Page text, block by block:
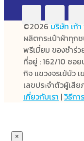
©2026 บริษัท เก้
ผลิตกระเป๋าผ้าทุก
พรีเมี่ยม ของชำร่
ที่อยู่ : 162/10 ซอ
กิจ แขวงจรเข้บัว
เลขประจำตัวผู้เสี
เกี่ยวกับเรา |วิธีกา
×